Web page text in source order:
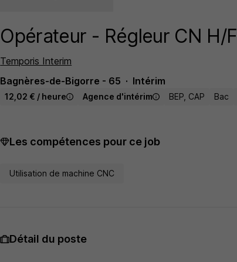
Opérateur - Régleur CN H/F
Temporis Interim
Bagnères-de-Bigorre - 65
Intérim
12,02 € / heure Agence d'intérim BEP, CAP Bac
Les compétences pour ce job
Utilisation de machine CNC
Détail du poste